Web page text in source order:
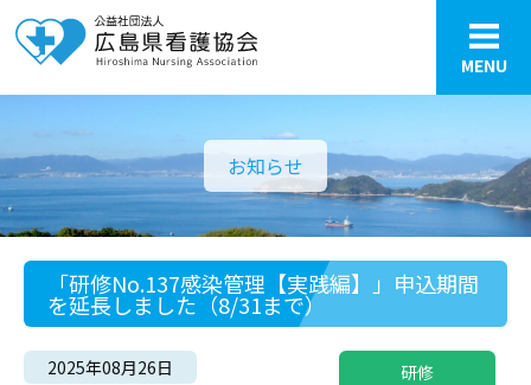
MENU
お知らせ
「研修No.137感染管理【実践編】」申込期間
を延長しました（8/31まで）
2025年08月26日 研修